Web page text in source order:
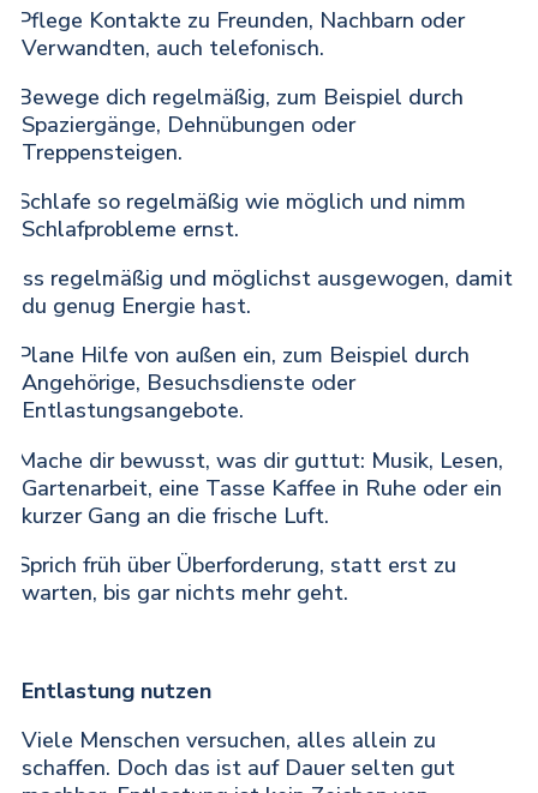
Pflege Kontakte zu Freunden, Nachbarn oder
Verwandten, auch telefonisch.
Bewege dich regelmäßig, zum Beispiel durch
Spaziergänge, Dehnübungen oder
Treppensteigen.
Schlafe so regelmäßig wie möglich und nimm
Schlafprobleme ernst.
Iss regelmäßig und möglichst ausgewogen, damit
du genug Energie hast.
Plane Hilfe von außen ein, zum Beispiel durch
Angehörige, Besuchsdienste oder
Entlastungsangebote.
Mache dir bewusst, was dir guttut: Musik, Lesen,
Gartenarbeit, eine Tasse Kaffee in Ruhe oder ein
kurzer Gang an die frische Luft.
Sprich früh über Überforderung, statt erst zu
warten, bis gar nichts mehr geht.
Entlastung nutzen
Viele Menschen versuchen, alles allein zu
schaffen. Doch das ist auf Dauer selten gut